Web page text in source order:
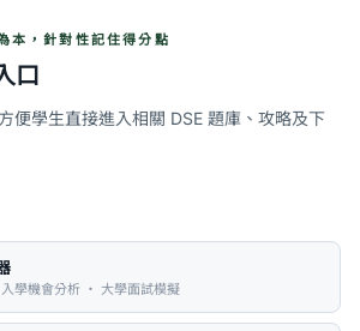
本，針對性記住得分點
口
便學生直接進入相關 DSE 題庫、攻略及下
學機會分析 ・ 大學面試模擬